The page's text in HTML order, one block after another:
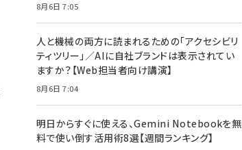
8月6日 7:05
人と機械の両方に読まれるための「アクセシビリ
ティツリー」／AIに自社ブランドは表示されてい
ますか？【Web担当者向け講演】
8月6日 7:04
明日からすぐに使える、Gemini Notebookを無
料で使い倒す活用術8選【週間ランキング】